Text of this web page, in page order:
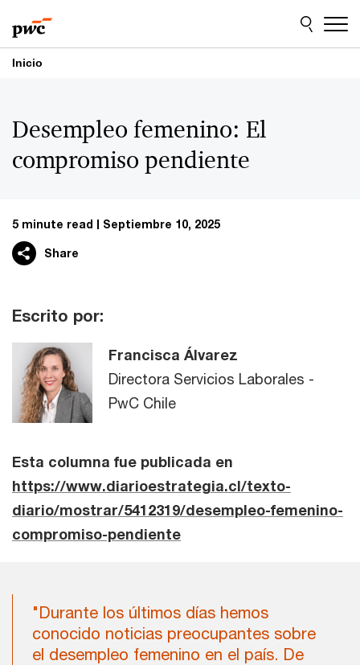
to
content
to
footer
Inicio
​Desempleo femenino: El
compromiso pendiente
5 minute read Septiembre 10, 2025
Share
Escrito por:
Francisca Álvarez
Directora Servicios Laborales -
PwC Chile
Esta columna fue publicada en
https://www.diarioestrategia.cl/texto-
diario/mostrar/5412319/desempleo-femenino-
compromiso-pendiente
"Durante los últimos días hemos
conocido noticias preocupantes sobre
el desempleo femenino en el país. De